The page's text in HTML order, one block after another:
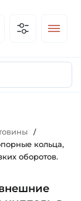
/
кольца,
оборотов.